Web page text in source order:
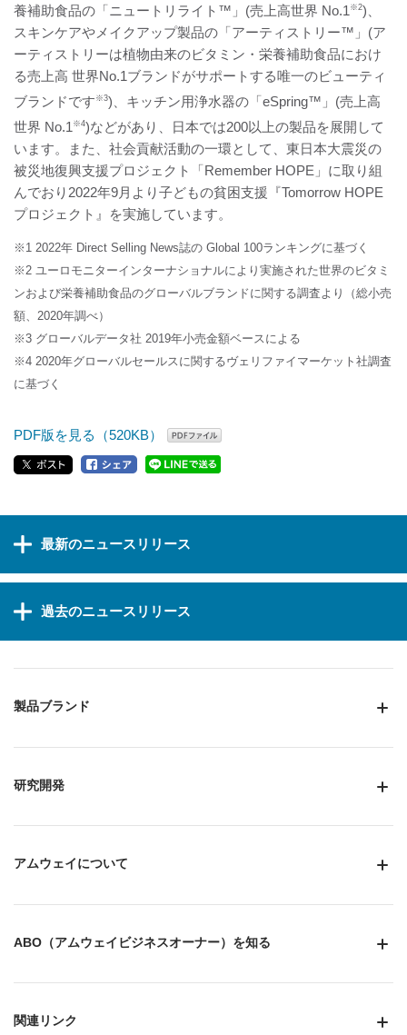
養補助食品の「ニュートリライト™」(売上高世界 No.1 ※2)、
スキンケアやメイクアップ製品の「アーティストリー™」(ア
ーティストリーは植物由来のビタミン・栄養補助食品におけ
る売上高 世界No.1ブランドがサポートする唯一のビューティ
ブランドです ※3)、キッチン用浄水器の「eSpring™」(売上高
世界 No.1 ※4)などがあり、日本では200以上の製品を展開して
います。また、社会貢献活動の一環として、東日本大震災の
被災地復興支援プロジェクト「Remember HOPE」に取り組
んでおり2022年9月より子どもの貧困支援『Tomorrow HOPE
プロジェクト』を実施しています。
※1 2022年 Direct Selling News誌の Global 100ランキングに基づく
※2 ユーロモニターインターナショナルにより実施された世界のビタミ
ンおよび栄養補助食品のグローバルブランドに関する調査より（総小売
額、2020年調べ）
※3 グローバルデータ社 2019年小売金額ベースによる
※4 2020年グローバルセールスに関するヴェリファイマーケット社調査
に基づく
PDF版を見る（520KB）
最新のニュースリリース
過去のニュースリリース
製品ブランド
研究開発
アムウェイについて
ABO（アムウェイビジネスオーナー）を知る
関連リンク